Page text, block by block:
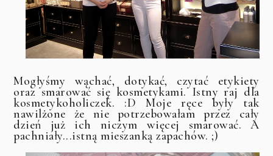
Mogłyśmy wąchać, dotykać, czytać etykiety
oraz smarować się kosmetykami. Istny raj dla
kosmetykoholiczek. :D Moje ręce były tak
nawilżone że nie potrzebowałam przez cały
dzień już ich niczym więcej smarować. A
pachniały...istną mieszanką zapachów. ;)